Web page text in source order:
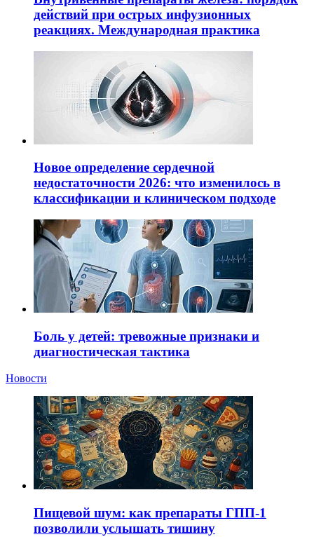
действий при острых инфузионных
реакциях. Международная практика
Новое определение сердечной
недостаточности 2026: что изменилось в
классификации и клиническом подходе
Боль у детей: тревожные признаки и
диагностическая тактика
Новости
Пищевой шум: как препараты ГПП-1
позволили услышать тишину